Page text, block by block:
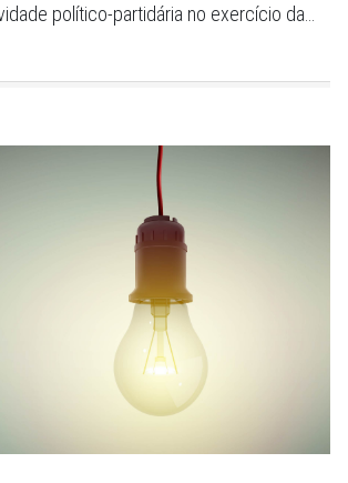
político-partidária no exercício da